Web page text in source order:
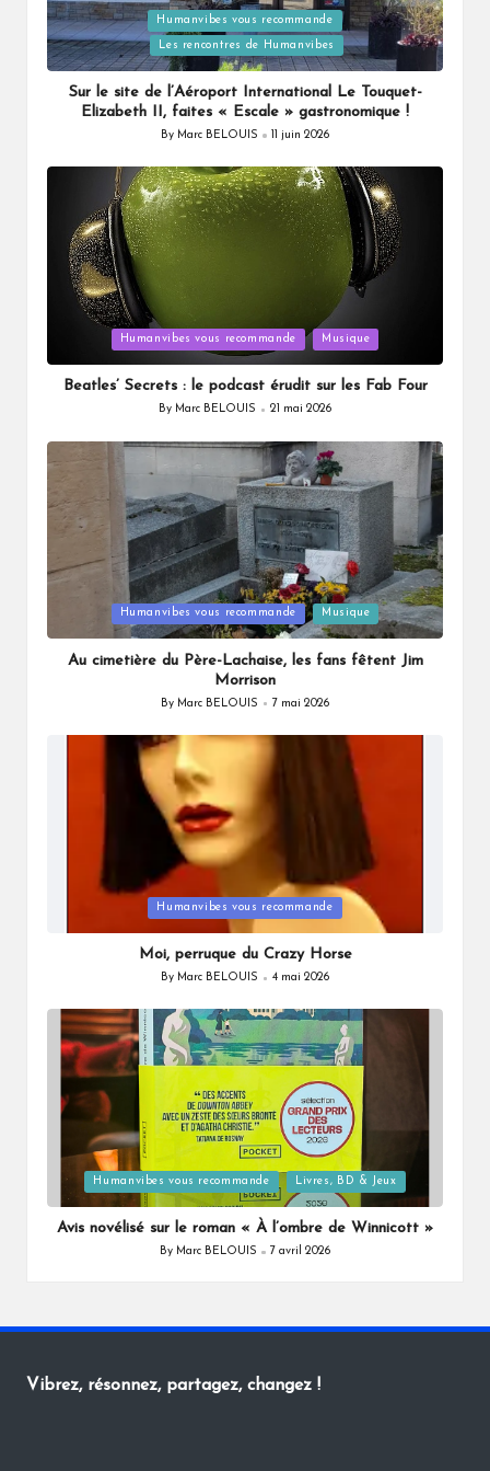
Posted
in
Humanvibes vous recommande
Les rencontres de Humanvibes
Sur le site de l’Aéroport International Le Touquet-
Elizabeth II, faites « Escale » gastronomique !
Posted
By Marc BELOUIS 11 juin 2026
in
Humanvibes vous recommande Musique
Beatles’ Secrets : le podcast érudit sur les Fab Four
Posted
By Marc BELOUIS 21 mai 2026
in
Humanvibes vous recommande Musique
Au cimetière du Père-Lachaise, les fans fêtent Jim
Morrison
Posted
By Marc BELOUIS 7 mai 2026
in
Humanvibes vous recommande
Moi, perruque du Crazy Horse
Posted
By Marc BELOUIS 4 mai 2026
Posted
in
Humanvibes vous recommande Livres, BD & Jeux
Avis novélisé sur le roman « À l’ombre de Winnicott »
Posted
By Marc BELOUIS 7 avril 2026
Vibrez, résonnez, partagez, changez !